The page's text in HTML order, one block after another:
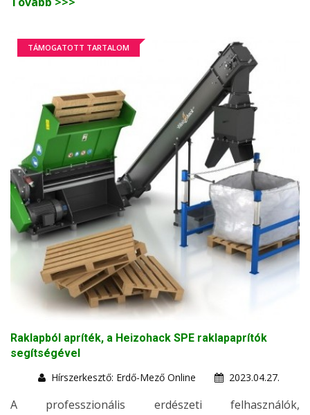
TÁMOGATOTT TARTALOM
Raklapból apríték, a Heizohack SPE raklapaprítók
segítségével
Hírszerkesztő: Erdő-Mező Online
2023.04.27.
A professzionális erdészeti felhasználók,